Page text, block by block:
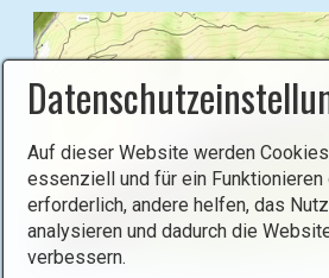
i
l
d
i
n
L
i
g
Auf dieser Website werden
essenziell und für ein
erforderlich, andere helfen, das
analysieren und dadurch die
verbessern.